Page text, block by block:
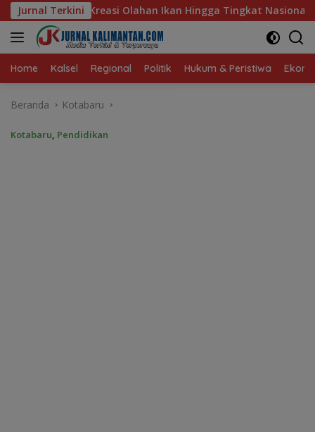
Langsung
ke
konten
Jurnal Terkini
Hingga Tingkat Nasional Pada Lomba Masak Serba Ikan
Home Kalsel Regional Politik Hukum & Peristiwa
Beranda Kotabaru
Kotabaru, Pendidikan